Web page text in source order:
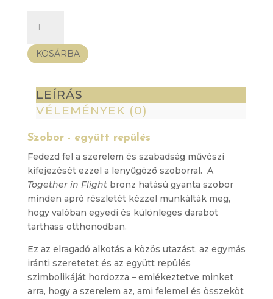
együtt
repülés
KOSÁRBA
LEÍRÁS
VÉLEMÉNYEK (0)
Szobor - együtt repülés
Fedezd fel a szerelem és szabadság művészi
kifejezését ezzel a lenyűgöző szoborral. A
Together in Flightbronz hatású gyanta szobor
minden apró részletét kézzel munkálták meg,
hogy valóban egyedi és különleges darabot
tarthass otthonodban.
Ez az elragadó alkotás a közös utazást, az egymás
iránti szeretetet és az együtt repülés
szimbolikáját hordozza – emlékeztetve minket
arra, hogy a szerelem az, ami felemel és összeköt